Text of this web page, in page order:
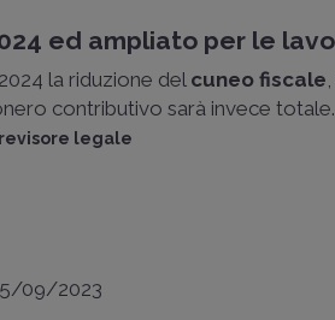
ed ampliato per le
la riduzione delcuneo fiscale
contributivo sarà invece totale.
legale
09/2023